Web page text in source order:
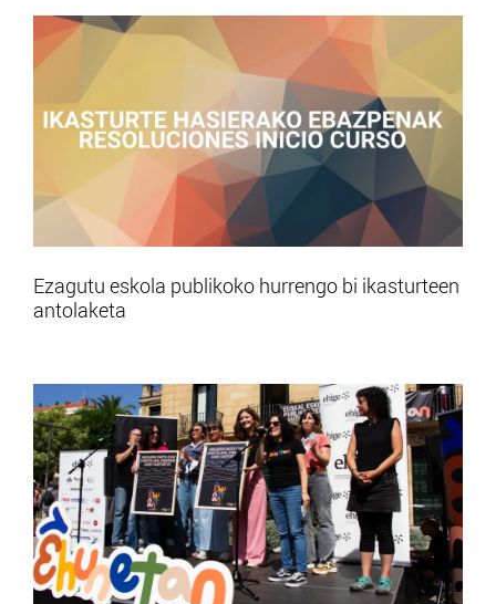
Ezagutu eskola publikoko hurrengo bi ikasturteen
antolaketa